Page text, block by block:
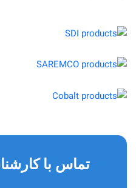
تماس با